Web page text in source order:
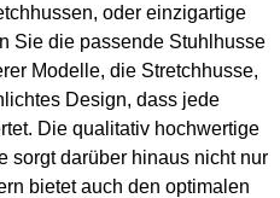
oder einzigartige
Sie die passende Stuhlhusse
Modelle, die Stretchhusse,
Design, dass jede
Die qualitativ hochwertige
sorgt darüber hinaus nicht nur
bietet auch den optimalen